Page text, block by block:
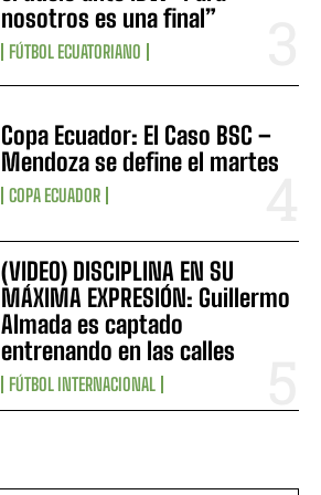
nosotros es una final”
FÚTBOL ECUATORIANO
Copa Ecuador: El Caso BSC –
Mendoza se define el martes
COPA ECUADOR
(VIDEO) DISCIPLINA EN SU
MÁXIMA EXPRESIÓN: Guillermo
Almada es captado
entrenando en las calles
FÚTBOL INTERNACIONAL